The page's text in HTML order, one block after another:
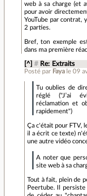
web à sa charge (et
pour avoir
YouTube par contrat,
2 parties.
Bref, ton exemple
dans ma première
[^] # Re: Extraits
Posté par Faya le 09
Tu oublies de
réglé ("J’ai
réclamation et
rapidement")
Ça c'était pour FTV,
il a écrit ce texte)
une autre vidéo
A noter que
site web à sa
Tout à fait, plein de
Peertube. Il